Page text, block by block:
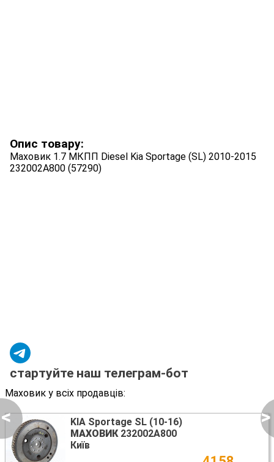
< >
Опис товару:
Маховик 1.7 МКПП Diesel Kia Sportage (SL) 2010-2015
232002A800 (57290)
стартуйте наш телеграм-бот
Маховик у всіх продавців:
KIA Sportage SL (10-16)
МАХОВИК232002A800
Київ